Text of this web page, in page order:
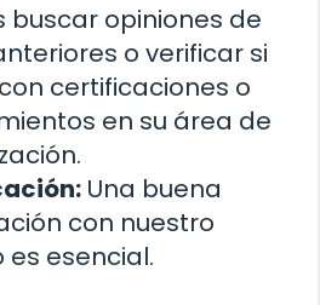
buscar opiniones de
o verificar si
certificaciones o
en su área de
Una buena
con nuestro
esencial.